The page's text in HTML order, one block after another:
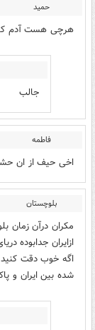
حمید
هرچی هست آدم
جالب
فاطمه
اخی حیف از ان
بلوچستان
مکران درآن زمان
ازایران جدابوده
اگه خوب دقت
شده بین ایران و